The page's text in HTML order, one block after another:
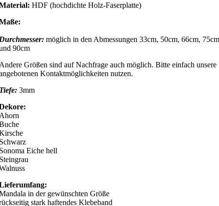
HDF (hochdichte Holz-Faserplatte)
möglich in den Abmessungen 33cm, 50cm, 66cm, 75cm
90cm
Größen sind auf Nachfrage auch möglich. Bitte einfach unsere
Kontaktmöglichkeiten nutzen.
3mm
Eiche hell
in der gewünschten Größe
stark haftendes Klebeband